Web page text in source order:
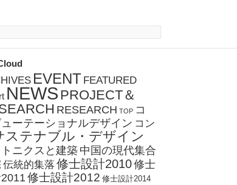
EVENT FEATURED
NEWS PROJECT＆
RESEARCH TOP コ
ーテーショナルデザイン コン
ステナブル・デザイン
ニクスと建築 中国の現代集合
伝統的集落 修士設計2010修士
修士設計2012 修士設計2014